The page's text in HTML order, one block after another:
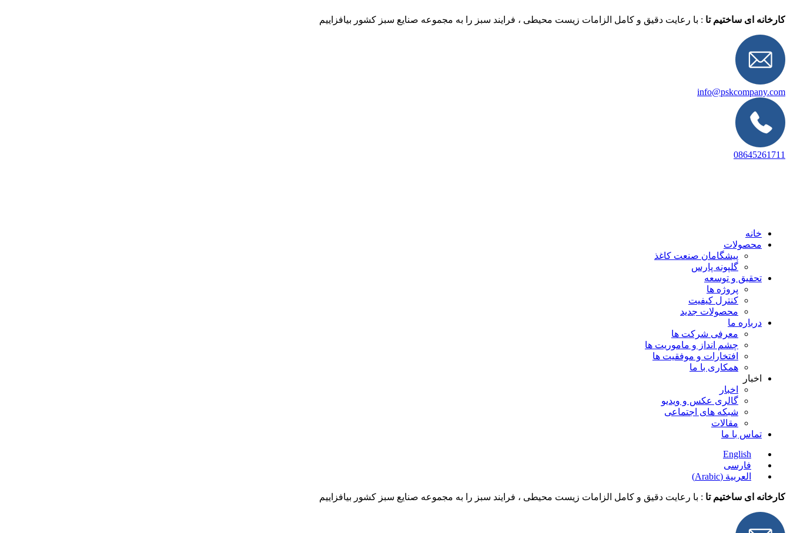
کارخانه ای ساختیم تا : با رعایت دقیق و کامل الزامات زیست محیطی ، فرایند سبز را به مجموعه صنایع سبز کشور بیافزاییم
info@pskcompany.com
08645261711
خانه
محصولات
پیشگامان صنعت کاغذ
گلپونه پارس
تحقیق و توسعه
پروژه ها
کنترل کیفیت
محصولات جدید
درباره ما
معرفی شرکت ها
چشم انداز و ماموریت ها
افتخارات و موفقیت ها
همکاری با ما
اخبار
اخبار
گالری عکس و ویدیو
شبکه های اجتماعی
مقالات
تماس با ما
English
فارسی
العربية (
Arabic
)
کارخانه ای ساختیم تا : با رعایت دقیق و کامل الزامات زیست محیطی ، فرایند سبز را به مجموعه صنایع سبز کشور بیافزاییم